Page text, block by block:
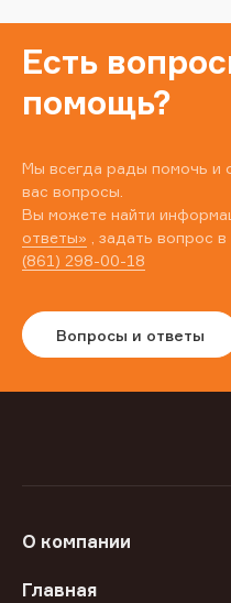
Есть
помощь?
Мы всегда рады помочь и
вас вопросы.
Вы можете найти
ответы» , задать вопрос
(861) 298-00-18
Вопросы и ответы
О компании
Главная